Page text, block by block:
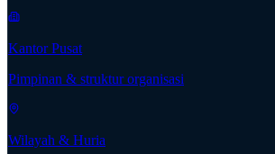
Kantor Pusat
Pimpinan & struktur organisasi
Wilayah & Huria